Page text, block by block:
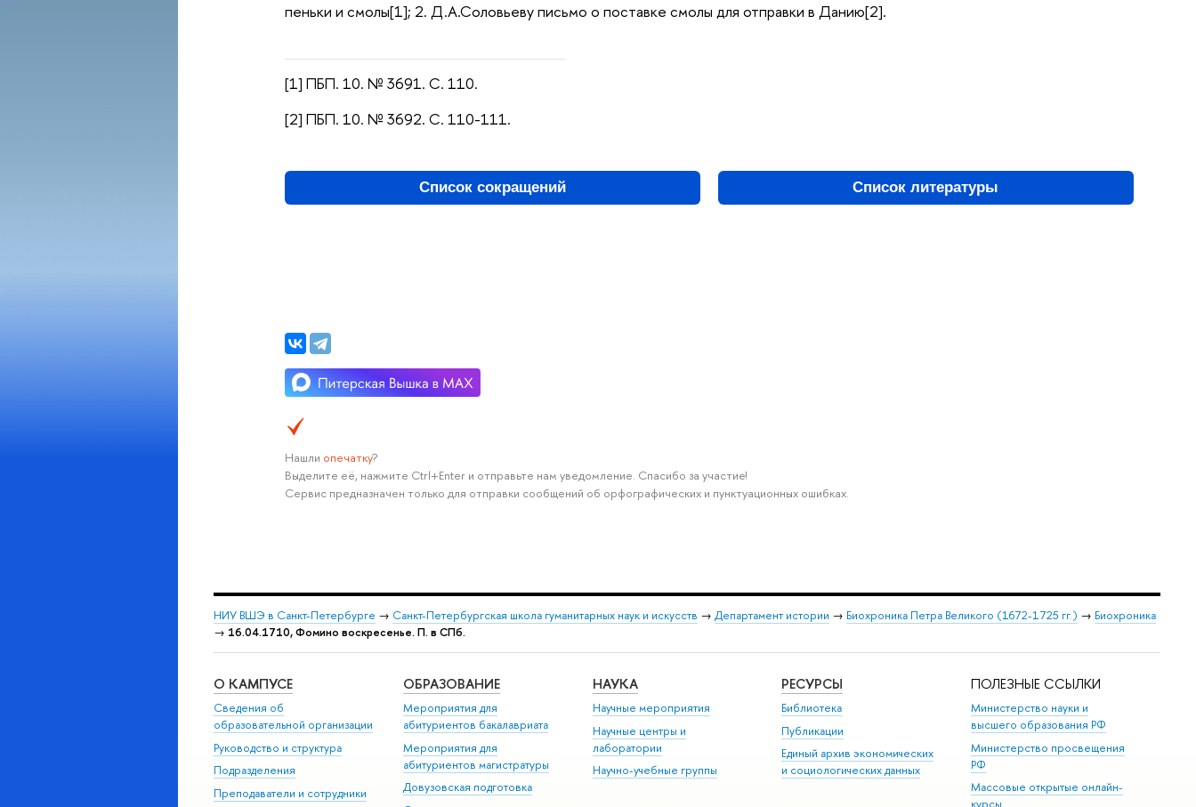
пеньки и смолы[1]; 2. Д.А.Соловьеву письмо о поставке смолы для отправки в Данию[2].
[1] ПБП. 10. № 3691. С. 110.
[2] ПБП. 10. № 3692. С. 110-111.
Список сокращений Список литературы
Нашли опечатку?
Выделите её, нажмите Ctrl+Enter и отправьте нам уведомление. Спасибо за участие!
Сервис предназначен только для отправки сообщений об орфографических и пунктуационных ошибках.
НИУ ВШЭ в Санкт-Петербурге → Санкт-Петербургская школа гуманитарных наук и искусств → Департамент истории → Биохроника Петра Великого (1672-1725 гг.) → Биохроника
→ 16.04.1710, Фомино воскресенье. П. в СПб.
О КАМПУСЕ
Сведения об
образовательной организации
Руководство и структура
Подразделения
Преподаватели и сотрудники
ОБРАЗОВАНИЕ
Мероприятия для
абитуриентов бакалавриата
Мероприятия для
абитуриентов магистратуры
Довузовская подготовка
НАУКА
Научные мероприятия
Научные центры и
лаборатории
Научно-учебные группы
РЕСУРСЫ
Библиотека
Публикации
Единый архив экономических
и социологических данных
ПОЛЕЗНЫЕ ССЫЛКИ
Министерство науки и
высшего образования РФ
Министерство просвещения
РФ
Массовые открытые онлайн-